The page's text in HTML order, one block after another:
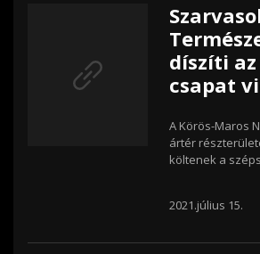
díszíti az
csapat
A Körös-Maros
ártér
költenek a
2021.július 15.